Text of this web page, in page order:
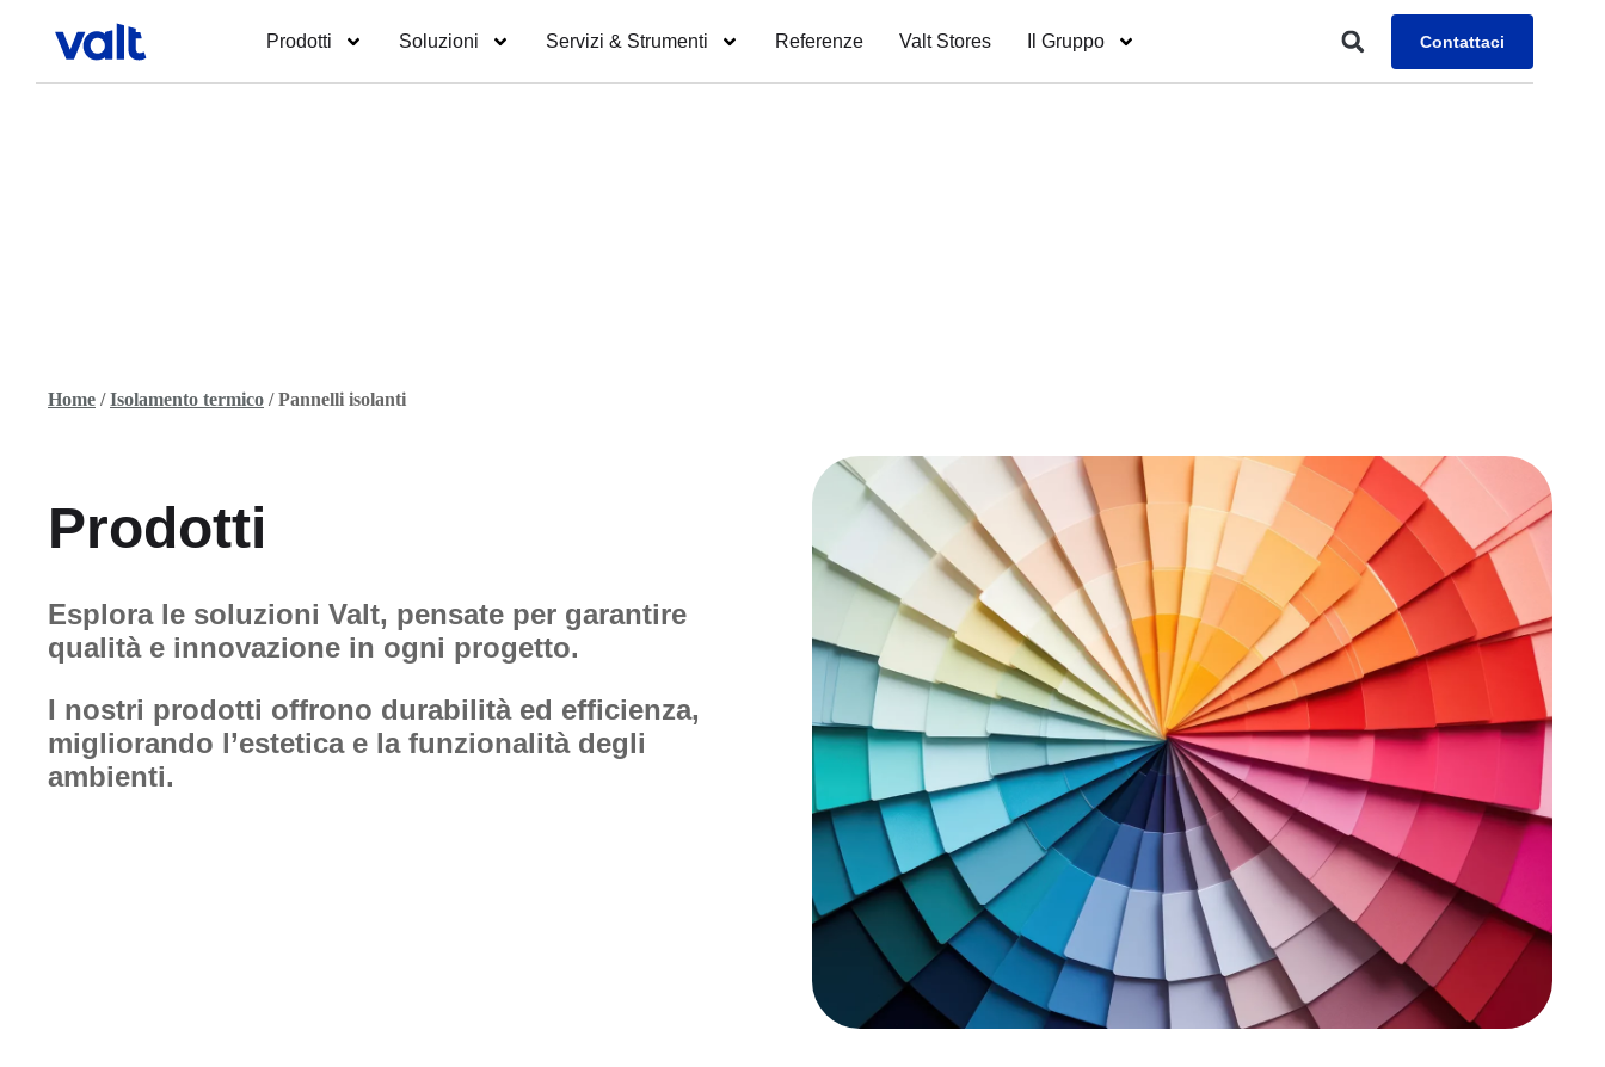
Prodotti Soluzioni Servizi & Strumenti Referenze Valt Stores Il Gruppo Contattaci
Home /Isolamento termico / Pannelli isolanti
Prodotti
Esplora le soluzioni Valt, pensate per garantire
qualità e innovazione in ogni progetto.
I nostri prodotti offrono durabilità ed efficienza,
migliorando l’estetica e la funzionalità degli
ambienti.